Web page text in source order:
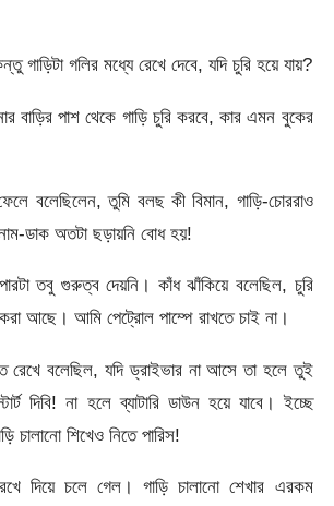
গাড়িটা গলির মধ্যে রেখে দেবে, যদি চুরি হয়ে যায়?
বাড়ির পাশ থেকে গাড়ি চুরি করবে, কার এমন বুকের
বলেছিলেন, তুমি বলছ কী বিমান, গাড়ি-চোররাও
ডাক অতটা ছড়ায়নি বোধ হয়!
তবু গুরুত্ব দেয়নি। কাঁধ ঝাঁকিয়ে বলেছিল, চুরি
আছে। আমি পেট্রোল পাম্পে রাখতে চাই না।
রেখে বলেছিল, যদি ড্রাইভার না আসে তা হলে তুই
দিবি! না হলে ব্যাটারি ডাউন হয়ে যাবে। ইচ্ছে
চালানো শিখেও নিতে পারিস!
দিয়ে চলে গেল। গাড়ি চালানো শেখার এরকম